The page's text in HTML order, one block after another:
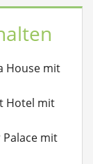
House mit
Hotel mit
mit